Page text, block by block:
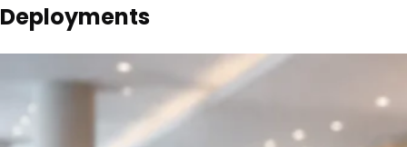
Deployments